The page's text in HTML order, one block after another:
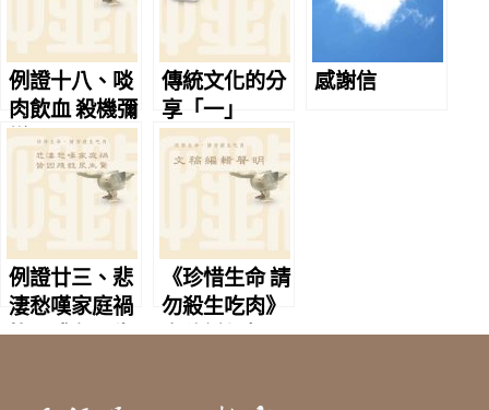
例證十八、啖
肉飲血 殺機彌
增
傳統文化的分
享「一」
感謝信
例證廿三、悲
淒愁嘆家庭禍
皆因殘殺眾生
《珍惜生命 請
勿殺生吃肉》
文稿編輯聲明